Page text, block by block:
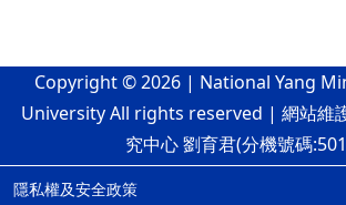
Copyright © 2026 | National Yang
University All rights reserved | 網站維
究中心 劉育君(分機號碼
隱私權及安全政策